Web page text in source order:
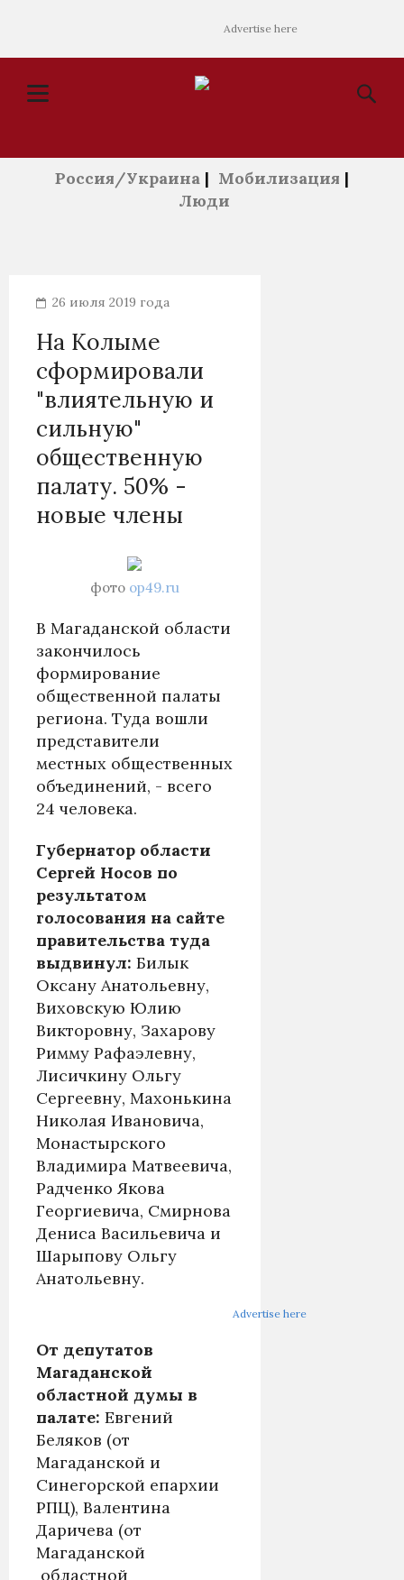
Advertise here
Россия/Украина | Мобилизация |
Люди
26 июля 2019 года
На Колыме
сформировали
"влиятельную и
сильную"
общественную
палату. 50% -
новые члены
фото op49.ru
В Магаданской области
закончилось
формирование
общественной палаты
региона. Туда вошли
представители
местных общественных
объединений, - всего
24 человека.
Губернатор области
Сергей Носов по
результатом
голосования на сайте
правительства туда
выдвинул: Билык
Оксану Анатольевну,
Виховскую Юлию
Викторовну, Захарову
Римму Рафаэлевну,
Лисичкину Ольгу
Сергеевну, Махонькина
Николая Ивановича,
Монастырского
Владимира Матвеевича,
Радченко Якова
Георгиевича, Смирнова
Дениса Васильевича и
Шарыпову Ольгу
Анатольевну.
Advertise here
От депутатов
Магаданской
областной думы в
палате: Евгений
Беляков (от
Магаданской и
Синегорской епархии
РПЦ), Валентина
Даричева (от
Магаданской
областной